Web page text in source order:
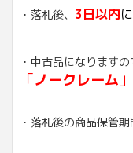
・落札後、 3日以内に
・中古品になります
「ノークレーム
・落札後の商品保管期